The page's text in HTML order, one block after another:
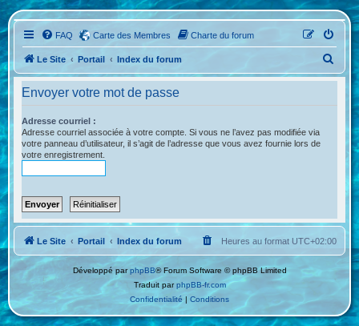
FAQ Carte des Membres Charte du forum
Le Site Portail Index du forum
e
Envoyer votre mot de passe
Adresse courriel :
Adresse courriel associée à votre compte. Si vous ne l’avez pas modifiée via
votre panneau d’utilisateur, il s’agit de l’adresse que vous avez fournie lors de
votre enregistrement.
Le Site Portail Index du forum Heures au format UTC+02:00
Développé parphpBB® Forum Software © phpBB Limited
Traduit parphpBB-fr.com
Confidentialité | Conditions